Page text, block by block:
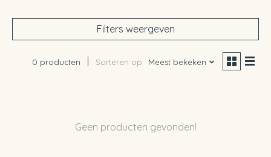
Filters weergeven
0 producten Sorteren op Meest bekeken
Geen producten gevonden!